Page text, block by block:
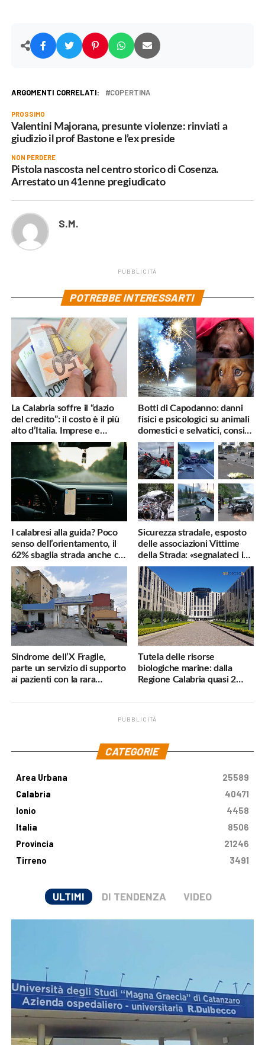
ARGOMENTI CORRELATI: COPERTINA
PROSSIMO
Valentini Majorana, presunte violenze: rinviati a
giudizio il prof Bastone e l’ex preside
NON PERDERE
Pistola nascosta nel centro storico di Cosenza.
Arrestato un 41enne pregiudicato
S.M.
PUBBLICITÀ
POTREBBE INTERESSARTI
La Calabria soffre il “dazio
del credito”: il costo è il più
alto d’Italia. Imprese e
famiglie penalizzate
Botti di Capodanno: danni
fisici e psicologici su animali
domestici e selvatici, consigli
utili
I calabresi alla guida? Poco
senso dell’orientamento, il
62% sbaglia strada anche col
navigatore
Sicurezza stradale, esposto
delle associazioni Vittime
della Strada: «segnalateci i
pericoli, interverremo
subito»
Sindrome dell’X Fragile,
parte un servizio di supporto
ai pazienti con la rara
Tutela delle risorse
biologiche marine: dalla
Regione Calabria quasi 2
PUBBLICITÀ
CATEGORIE
Area Urbana
25589
Calabria
40471
Ionio
4458
Italia
8506
Provincia
21246
Tirreno
3491
ULTIMI DI TENDENZA VIDEO